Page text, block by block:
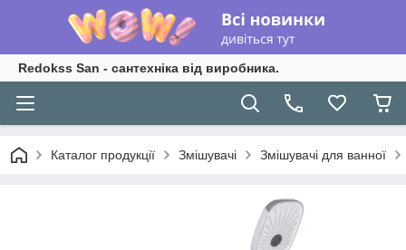
Redokss San - сантехніка від виробника.
Каталог продукції Змішувачі Змішувачі для ванної